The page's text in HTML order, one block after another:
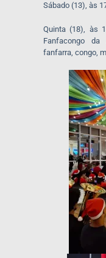
Sábado (13), às
Quinta (18), às
Fanfacongo
fanfarra, congo,